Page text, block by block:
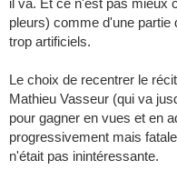
il va. Et ce n'est pas mieux
pleurs) comme d'une partie
trop artificiels.
Le choix de recentrer le
Mathieu Vasseur (qui va
pour gagner en vues et en
progressivement mais
n'était pas inintéressante.